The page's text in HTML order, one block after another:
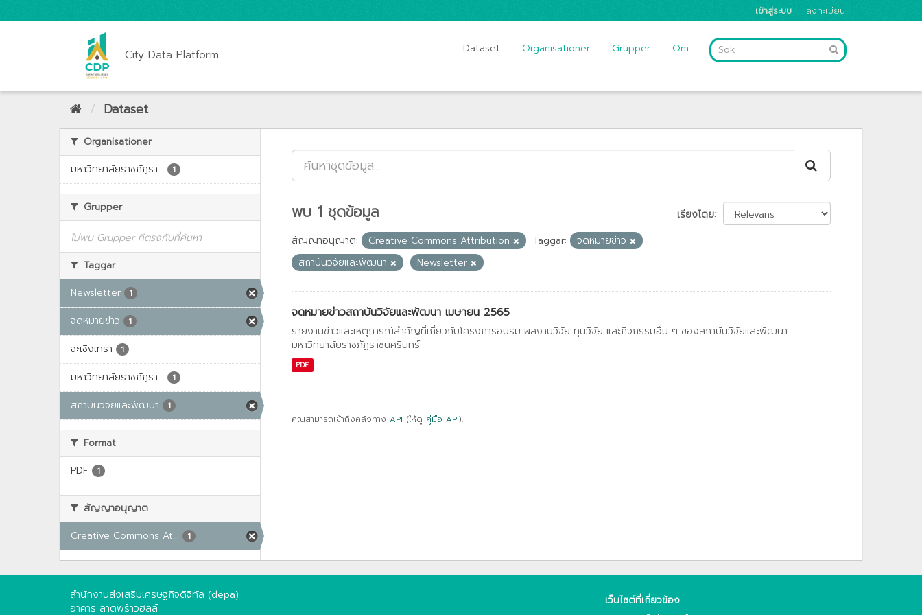
เข้าสู่ระบบ ลงทะเบียน
City Data Platform Dataset Organisationer Grupper Om
Dataset
Organisationer
มหาวิทยาลัยราชภัฏรา...
1
Grupper
ไม่พบ Grupper ที่ตรงกับที่ค้นหา
Taggar
Newsletter
1
จดหมายข่าว 1
ฉะเชิงเทรา 1
มหาวิทยาลัยราชภัฏรา... 1
สถาบันวิจัยและพัฒนา 1
Format
PDF
1
สัญญาอนุญาต
Creative Commons At...
1
เรียงโดย
พบ 1 ชุดข้อมูล
สัญญาอนุญาต: Creative Commons Attribution Taggar:
จดหมายข่าว
สถาบันวิจัยและพัฒนา
Newsletter
จดหมายข่าวสถาบันวิจัยและพัฒนา เมษายน 2565
รายงานข่าวและเหตุการณ์สำคัญที่เกี่ยวกับโครงการอบรม ผลงานวิจัย ทุนวิจัย และกิจกรรมอื่น ๆ ของสถาบันวิจัยและพัฒนา
มหาวิทยาลัยราชภัฏราชนครินทร์
PDF
คุณสามารถเข้าถึงคลังทาง API (ให้ดู คู่มือ API).
สำนักงานส่งเสริมเศรษฐกิจดิจิทัล (depa)
อาคาร ลาดพร้าวฮิลล์
เว็บไซต์ที่เกี่ยวข้อง